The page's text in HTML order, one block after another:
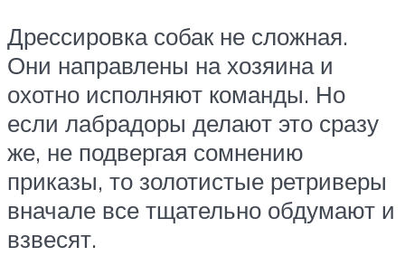
Дрессировка собак не сложная.
Они направлены на хозяина и
охотно исполняют команды. Но
если лабрадоры делают это сразу
же, не подвергая сомнению
приказы, то золотистые ретриверы
вначале все тщательно обдумают и
взвесят.